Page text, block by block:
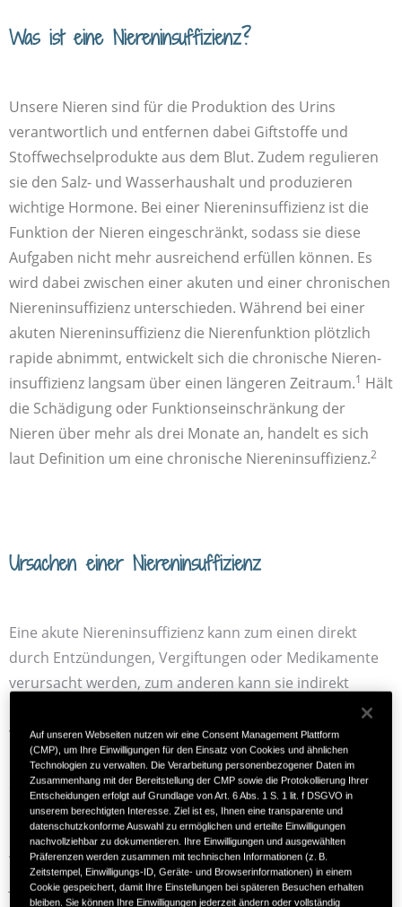
Was ist eine Nieren­insuffizienz?
Unsere Nieren sind für die Produktion des Urins
verantwortlich und entfernen dabei Gift­stoffe und
Stoffwechsel­produkte aus dem Blut. Zudem regulieren
sie den Salz- und Wasser­haushalt und produzieren
wichtige Hormone. Bei einer Nieren­insuffizienz ist die
Funktion der Nieren eingeschränkt, sodass sie diese
Aufgaben nicht mehr ausreichend erfüllen können. Es
wird dabei zwischen einer akuten und einer chronischen
Nieren­insuffizienz unterschieden. Während bei einer
akuten Nieren­insuffizienz die Nieren­funktion plötzlich
rapide abnimmt, entwickelt sich die chronische Nieren­
insuffizienz langsam über einen längeren Zeitraum.1 Hält
die Schädigung oder Funktions­einschränkung der
Nieren über mehr als drei Monate an, handelt es sich
laut Definition um eine chronische Nieren­insuffizienz.2
Ursachen einer Nieren­insuffizienz
Eine akute Nieren­insuffizienz kann zum einen direkt
durch Entzündungen, Vergiftungen oder Medikamente
verursacht werden, zum anderen kann sie indirekt
infolge einer körperlichen Notfall­situation auftreten. So
wird beispielsweise bei hohem Blut­verlust oder akutem
Herz­versagen die Durch­blutung der Nieren mitunter
stark verringert, was dazu führen kann, dass die Nieren
nicht mehr richtig arbeiten. Zwar nehmen die Nieren die
Funktion nach der Stabilisierung des Blut­drucks häufig
wieder auf, dauerhafte Schädigungen des Organs sind
jedoch möglich.1
Auf unseren Webseiten nutzen wir eine Consent Management Plattform
(CMP), um Ihre Einwilligungen für den Einsatz von Cookies und ähnlichen
Technologien zu verwalten. Die Verarbeitung personenbezogener Daten im
Zusammenhang mit der Bereitstellung der CMP sowie die Protokollierung Ihrer
Entscheidungen erfolgt auf Grundlage von Art. 6 Abs. 1 S. 1 lit. f DSGVO in
unserem berechtigten Interesse. Ziel ist es, Ihnen eine transparente und
datenschutzkonforme Auswahl zu ermöglichen und erteilte Einwilligungen
nachvollziehbar zu dokumentieren. Ihre Einwilligungen und ausgewählten
Präferenzen werden zusammen mit technischen Informationen (z. B.
Zeitstempel, Einwilligungs-ID, Geräte- und Browserinformationen) in einem
Cookie gespeichert, damit Ihre Einstellungen bei späteren Besuchen erhalten
bleiben. Sie können Ihre Einwilligungen jederzeit ändern oder vollständig